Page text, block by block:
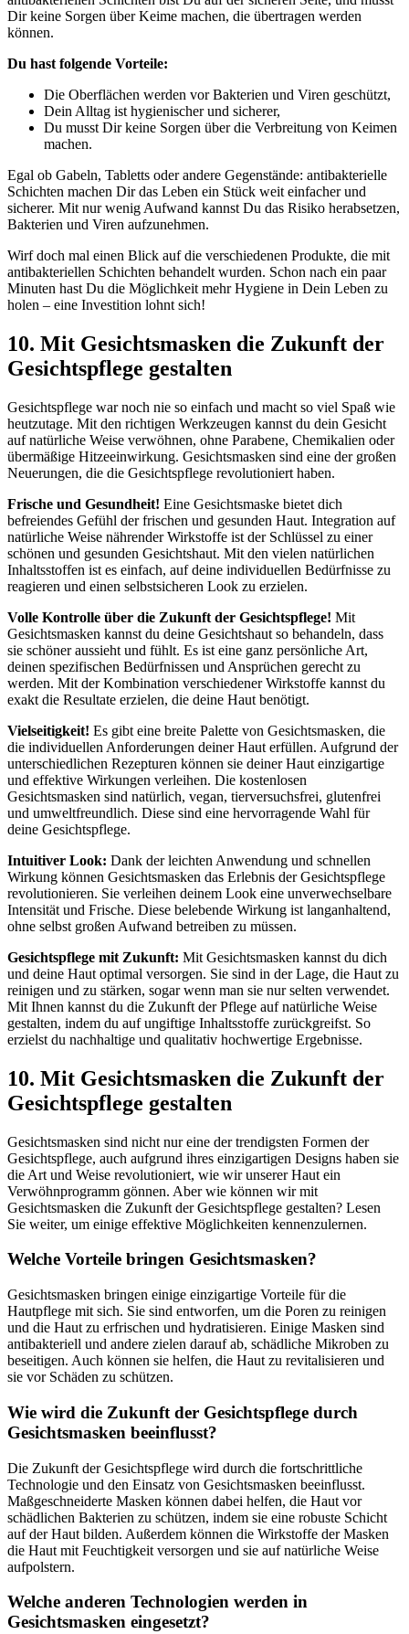
Dir keine Sorgen über Keime machen, die übertragen werden
können.
Du hast folgende Vorteile:
Die Oberflächen werden vor Bakterien und Viren geschützt,
Dein Alltag ist hygienischer und sicherer,
Du musst Dir keine Sorgen über die Verbreitung von Keimen
machen.
Egal ob Gabeln, Tabletts oder andere Gegenstände: antibakterielle
Schichten machen Dir das Leben ein Stück weit einfacher und
sicherer. Mit nur wenig Aufwand kannst Du das Risiko herabsetzen,
Bakterien und Viren aufzunehmen.
Wirf doch mal einen Blick auf die verschiedenen Produkte, die mit
antibakteriellen Schichten behandelt wurden. Schon nach ein paar
Minuten hast Du die Möglichkeit mehr Hygiene in Dein Leben zu
holen – eine Investition lohnt sich!
10. Mit Gesichtsmasken die Zukunft der
Gesichtspflege gestalten
Gesichtspflege war noch nie so einfach und macht so viel Spaß wie
heutzutage. Mit den richtigen Werkzeugen kannst du dein Gesicht
auf natürliche Weise verwöhnen, ohne Parabene, Chemikalien oder
übermäßige Hitzeeinwirkung. Gesichtsmasken sind eine der großen
Neuerungen, die die Gesichtspflege revolutioniert haben.
Frische und Gesundheit! Eine Gesichtsmaske bietet dich
befreiendes Gefühl der frischen und gesunden Haut. Integration auf
natürliche Weise nährender Wirkstoffe ist der Schlüssel zu einer
schönen und gesunden Gesichtshaut. Mit den vielen natürlichen
Inhaltsstoffen ist es einfach, auf deine individuellen Bedürfnisse zu
reagieren und einen selbstsicheren Look zu erzielen.
Volle Kontrolle über die Zukunft der Gesichtspflege! Mit
Gesichtsmasken kannst du deine Gesichtshaut so behandeln, dass
sie schöner aussieht und fühlt. Es ist eine ganz persönliche Art,
deinen spezifischen Bedürfnissen und Ansprüchen gerecht zu
werden. Mit der Kombination verschiedener Wirkstoffe kannst du
exakt die Resultate erzielen, die deine Haut benötigt.
Vielseitigkeit! Es gibt eine breite Palette von Gesichtsmasken, die
die individuellen Anforderungen deiner Haut erfüllen. Aufgrund der
unterschiedlichen Rezepturen können sie deiner Haut einzigartige
und effektive Wirkungen verleihen. Die kostenlosen
Gesichtsmasken sind natürlich, vegan, tierversuchsfrei, glutenfrei
und umweltfreundlich. Diese sind eine hervorragende Wahl für
deine Gesichtspflege.
Intuitiver Look: Dank der leichten Anwendung und schnellen
Wirkung können Gesichtsmasken das Erlebnis der Gesichtspflege
revolutionieren. Sie verleihen deinem Look eine unverwechselbare
Intensität und Frische. Diese belebende Wirkung ist langanhaltend,
ohne selbst großen Aufwand betreiben zu müssen.
Gesichtspflege mit Zukunft: Mit Gesichtsmasken kannst du dich
und deine Haut optimal versorgen. Sie sind in der Lage, die Haut zu
reinigen und zu stärken, sogar wenn man sie nur selten verwendet.
Mit Ihnen kannst du die Zukunft der Pflege auf natürliche Weise
gestalten, indem du auf ungiftige Inhaltsstoffe zurückgreifst. So
erzielst du nachhaltige und qualitativ hochwertige Ergebnisse.
10. Mit Gesichtsmasken die Zukunft der
Gesichtspflege gestalten
Gesichtsmasken sind nicht nur eine der trendigsten Formen der
Gesichtspflege, auch aufgrund ihres einzigartigen Designs haben sie
die Art und Weise revolutioniert, wie wir unserer Haut ein
Verwöhnprogramm gönnen. Aber wie können wir mit
Gesichtsmasken die Zukunft der Gesichtspflege gestalten? Lesen
Sie weiter, um einige effektive Möglichkeiten kennenzulernen.
Welche Vorteile bringen Gesichtsmasken?
Gesichtsmasken bringen einige einzigartige Vorteile für die
Hautpflege mit sich. Sie sind entworfen, um die Poren zu reinigen
und die Haut zu erfrischen und hydratisieren. Einige Masken sind
antibakteriell und andere zielen darauf ab, schädliche Mikroben zu
beseitigen. Auch können sie helfen, die Haut zu revitalisieren und
sie vor Schäden zu schützen.
Wie wird die Zukunft der Gesichtspflege durch
Gesichtsmasken beeinflusst?
Die Zukunft der Gesichtspflege wird durch die fortschrittliche
Technologie und den Einsatz von Gesichtsmasken beeinflusst.
Maßgeschneiderte Masken können dabei helfen, die Haut vor
schädlichen Bakterien zu schützen, indem sie eine robuste Schicht
auf der Haut bilden. Außerdem können die Wirkstoffe der Masken
die Haut mit Feuchtigkeit versorgen und sie auf natürliche Weise
aufpolstern.
Welche anderen Technologien werden in
Gesichtsmasken eingesetzt?